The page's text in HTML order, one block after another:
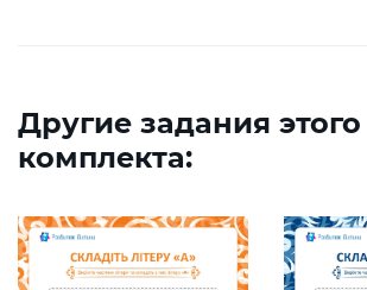
Другие задания этого
комплекта: